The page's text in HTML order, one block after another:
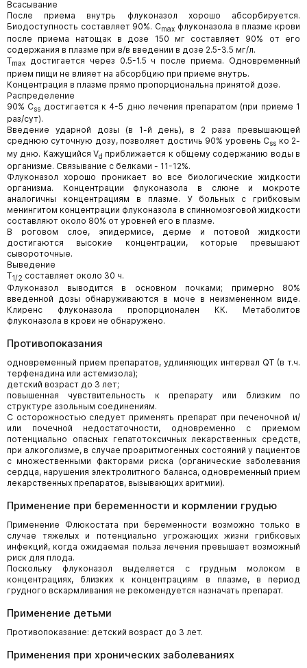
Всасывание
После приема внутрь флуконазол хорошо абсорбируется.
Биодоступность составляет 90%. Cmax флуконазола в плазме крови
после приема натощак в дозе 150 мг составляет 90% от его
содержания в плазме при в/в введении в дозе 2.5-3.5 мг/л.
Tmax
достигается через 0.5-1.5 ч после приема. Одновременный
прием пищи не влияет на абсорбцию при приеме внутрь.
Концентрация в плазме прямо пропорциональна принятой дозе.
Распределение
90% Css достигается к 4-5 дню лечения препаратом (при приеме 1
раз/сут).
Введение ударной дозы (в 1-й день), в 2 раза превышающей
среднюю суточную дозу, позволяет достичь 90% уровень Css ко 2-
му дню. Кажущийся Vd приближается к общему содержанию воды в
организме. Связывание с белками - 11-12%.
Флуконазол хорошо проникает во все биологические жидкости
организма. Концентрации флуконазола в слюне и мокроте
аналогичны концентрациям в плазме. У больных с грибковым
менингитом концентрации флуконазола в спинномозговой жидкости
составляют около 80% от уровней его в плазме.
В роговом слое, эпидермисе, дерме и потовой жидкости
достигаются высокие концентрации, которые превышают
сывороточные.
Выведение
T1/2 составляет около 30 ч.
Флуконазол выводится в основном почками; примерно 80%
введенной дозы обнаруживаются в моче в неизмененном виде.
Клиренс флуконазола пропорционален КК. Метаболитов
флуконазола в крови не обнаружено.
Противопоказания
одновременный прием препаратов, удлиняющих интервал QT (в т.ч.
терфенадина или астемизола);
детский возраст до 3 лет;
повышенная чувствительность к препарату или близким по
структуре азольным соединениям.
С осторожностью следует применять препарат при печеночной и/
или почечной недостаточности, одновременно с приемом
потенциально опасных гепатотоксичных лекарственных средств,
при алкоголизме, в случае проаритмогенных состояний у пациентов
с множественными факторами риска (органические заболевания
сердца, нарушения электролитного баланса, одновременный прием
лекарственных препаратов, вызывающих аритмии).
Применение при беременности и кормлении грудью
Применение Флюкостата при беременности возможно только в
случае тяжелых и потенциально угрожающих жизни грибковых
инфекций, когда ожидаемая польза лечения превышает возможный
риск для плода.
Поскольку флуконазол выделяется с грудным молоком в
концентрациях, близких к концентрациям в плазме, в период
грудного вскармливания не рекомендуется назначать препарат.
Применение детьми
Противопоказание: детский возраст до 3 лет.
Применения при хронических заболеваниях